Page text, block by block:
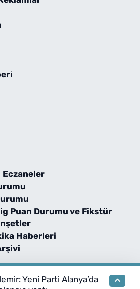
Eczaneler
Puan Durumu ve Fikstür
Haberleri
Yeni Parti Alanya’da